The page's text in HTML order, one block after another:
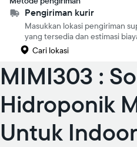
Pengiriman kurir
Masukkan lokasi pengiriman
yang tersedia dan estimasi
Cari lokasi
MIMI303 :
Hidroponik
Untuk